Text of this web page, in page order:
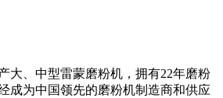
大、中型雷蒙磨粉机，拥有22年磨粉
成为中国领先的磨粉机制造商和供应